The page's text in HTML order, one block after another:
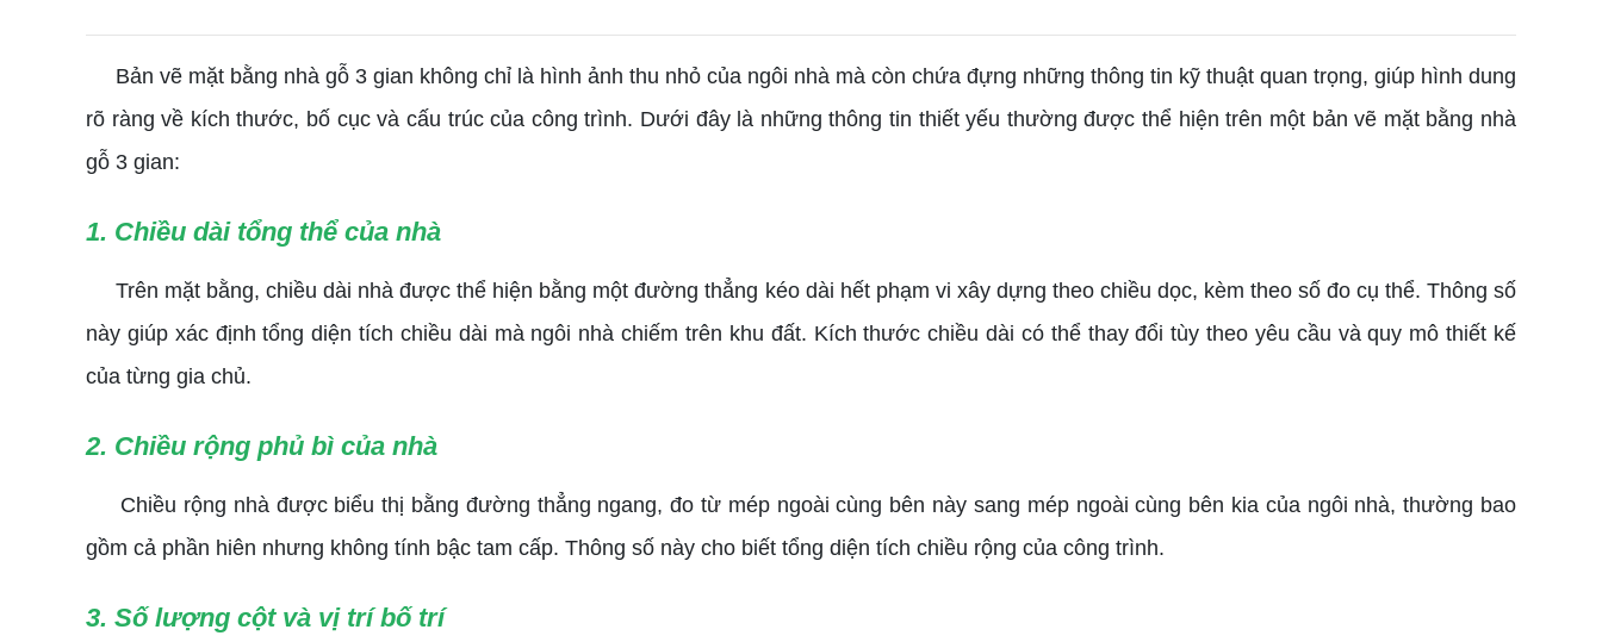
Bản vẽ mặt bằng nhà gỗ 3 gian không chỉ là hình ảnh thu nhỏ của ngôi nhà mà còn chứa đựng những thông tin kỹ thuật quan trọng, giúp hình dung
rõ ràng về kích thước, bố cục và cấu trúc của công trình. Dưới đây là những thông tin thiết yếu thường được thể hiện trên một bản vẽ mặt bằng nhà
gỗ 3 gian:
1. Chiều dài tổng thể của nhà
Trên mặt bằng, chiều dài nhà được thể hiện bằng một đường thẳng kéo dài hết phạm vi xây dựng theo chiều dọc, kèm theo số đo cụ thể. Thông số
này giúp xác định tổng diện tích chiều dài mà ngôi nhà chiếm trên khu đất. Kích thước chiều dài có thể thay đổi tùy theo yêu cầu và quy mô thiết kế
của từng gia chủ.
2. Chiều rộng phủ bì của nhà
Chiều rộng nhà được biểu thị bằng đường thẳng ngang, đo từ mép ngoài cùng bên này sang mép ngoài cùng bên kia của ngôi nhà, thường bao
gồm cả phần hiên nhưng không tính bậc tam cấp. Thông số này cho biết tổng diện tích chiều rộng của công trình.
3. Số lượng cột và vị trí bố trí